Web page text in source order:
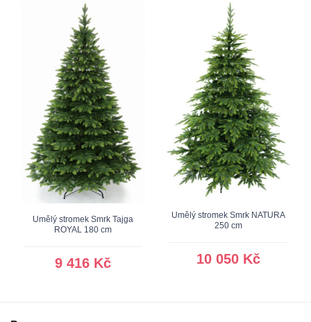
Umělý stromek Smrk Tajga
ROYAL 180 cm
9 416 Kč
Umělý stromek Smrk NATURA
250 cm
10 050 Kč